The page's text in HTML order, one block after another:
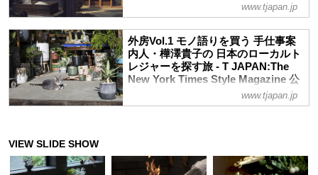
旅をスタート。豊かな風土に彩られた日本
に存在する独自の「地方カルチャー」＝
“ローカルトレジャー”を、クリエイティ
ブ・ディレクターの樺澤貴子が探す本連
載。今回はあきる野市を4回に渡ってお送
りする
する結城市は、見世蔵造りの街としても知
られる。まずは、古き良き街並みに溶け込
みながらも現代的なセンスが漂う宿と古家
具店を訪ねた。豊かな風土に彩られた日本
に存在する、独自の「地方カルチャー」。
そんな“ローカルトレジャー”を、クリエイ
www.tjapan.jp
外房Vol.1 モノ語りを買う 手仕事案
内人・樺澤貴子の 日本のローカルト
レジャーを探す旅 - T JAPAN:The
New York Times Style Magazine 公
さを棚上げし、行ってみたいと思える点と
www.tjapan.jp